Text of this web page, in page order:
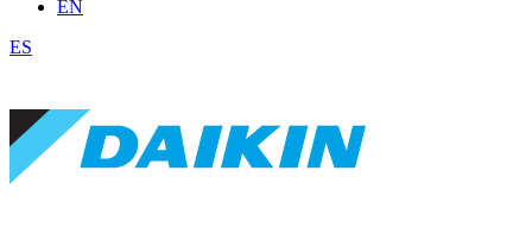
EN
ES